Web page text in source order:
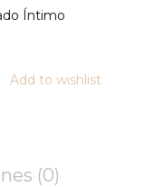
Íntimo
Add to wishlist
(0)